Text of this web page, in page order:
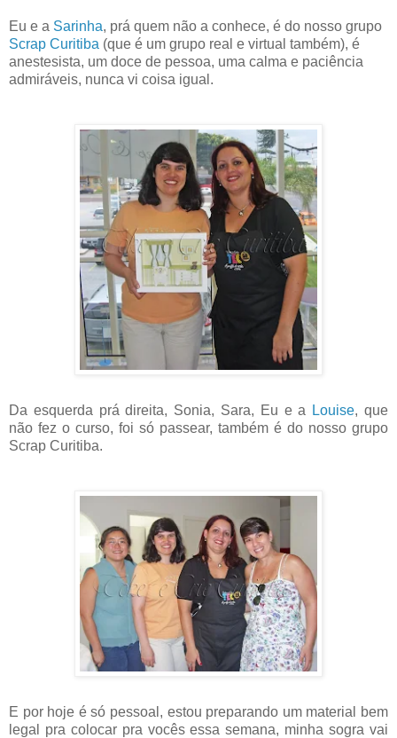
Eu e a Sarinha, prá quem não a conhece, é do nosso grupo
Scrap Curitiba (que é um grupo real e virtual também), é
anestesista, um doce de pessoa, uma calma e paciência
admiráveis, nunca vi coisa igual.
Da esquerda prá direita, Sonia, Sara, Eu e a Louise, que
não fez o curso, foi só passear, também é do nosso grupo
Scrap Curitiba.
E por hoje é só pessoal, estou preparando um material bem
legal pra colocar pra vocês essa semana, minha sogra vai